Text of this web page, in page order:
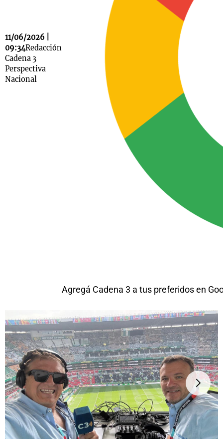
11/06/2026 |
09:34Redacción
Cadena 3
Perspectiva
Nacional
Agregá Cadena 3 a tus preferidos en